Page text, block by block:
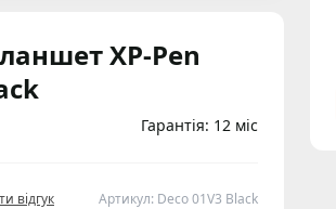
XP-Pen
Гарантія: 12 міс
відгук Артикул: Deco 01V3 Black